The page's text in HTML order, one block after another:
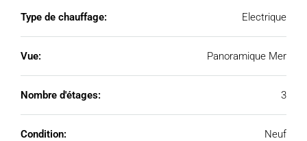
Type de chauffage: Electrique
Vue: Panoramique Mer
Nombre d'étages: 3
Condition: Neuf